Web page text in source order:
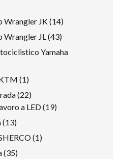
Wrangler JK 1414
prodotti
Wrangler JL 4343
prodotti
Yamaha
11
prodotto
2222
prodotti
a LED 1919
1313
prodotti
11
3535